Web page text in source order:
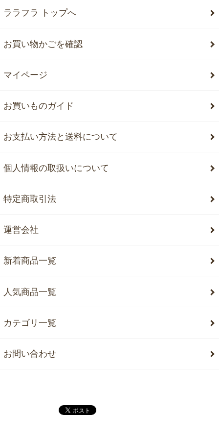
ララフラ トップへ
お買い物かごを確認
マイページ
お買いものガイド
お支払い方法と送料について
個人情報の取扱いについて
特定商取引法
運営会社
新着商品一覧
人気商品一覧
カテゴリ一覧
お問い合わせ